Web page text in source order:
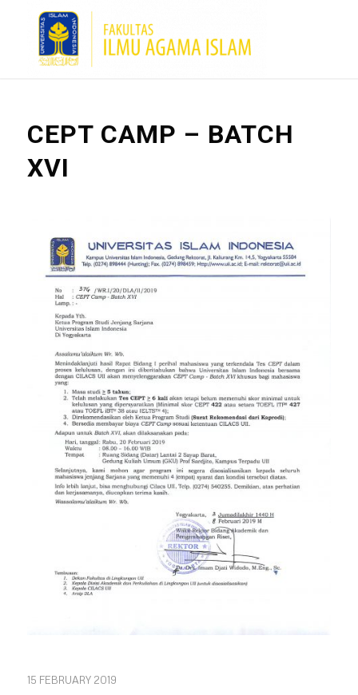
CEPT CAMP – BATCH
XVI
15 FEBRUARY 2019